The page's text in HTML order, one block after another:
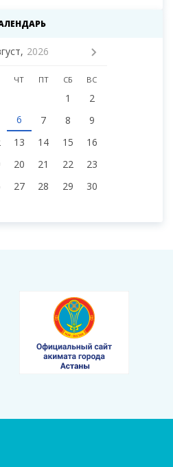
2026
ЧТ ПТ СБ ВС
1
2
6 7 8
9
13 14 15
16
20 21 22
23
27 28 29
30